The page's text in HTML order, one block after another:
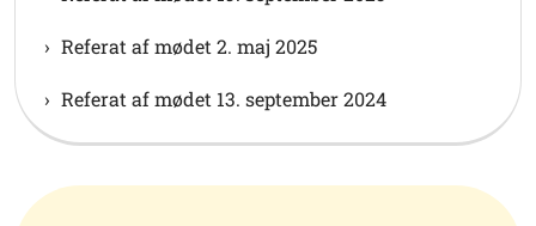
Referat af mødet 2. maj 2025
Referat af mødet 13. september 2024